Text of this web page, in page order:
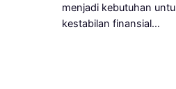
menjadi kebutuhan
kestabilan finansial…